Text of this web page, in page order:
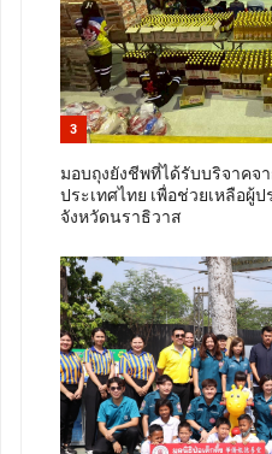
3
มอบถุงยังชีพที่ได้รับบริจาคจ
ประเทศไทย เพื่อช่วยเหลือ
จังหวัดนราธิวาส